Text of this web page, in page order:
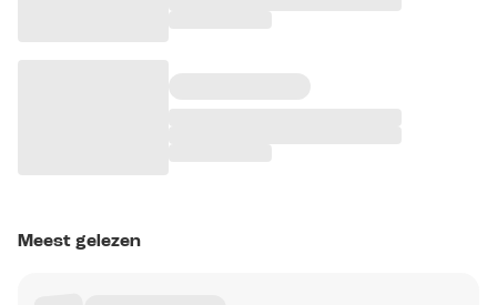
Meest gelezen